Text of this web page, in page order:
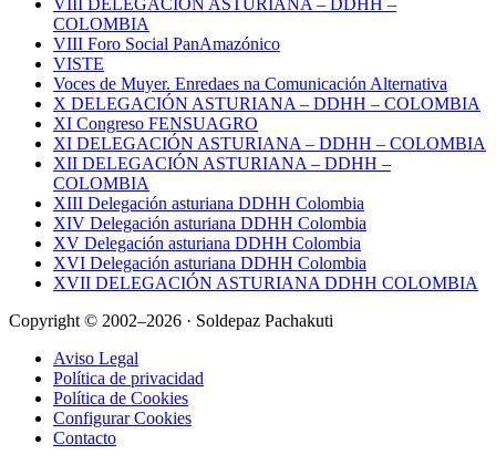
VIII DELEGACIÓN ASTURIANA – DDHH –
COLOMBIA
VIII Foro Social PanAmazónico
VISTE
Voces de Muyer. Enredaes na Comunicación Alternativa
X DELEGACIÓN ASTURIANA – DDHH – COLOMBIA
XI Congreso FENSUAGRO
XI DELEGACIÓN ASTURIANA – DDHH – COLOMBIA
XII DELEGACIÓN ASTURIANA – DDHH –
COLOMBIA
XIII Delegación asturiana DDHH Colombia
XIV Delegación asturiana DDHH Colombia
XV Delegación asturiana DDHH Colombia
XVI Delegación asturiana DDHH Colombia
XVII DELEGACIÓN ASTURIANA DDHH COLOMBIA
Copyright © 2002–2026 · Soldepaz Pachakuti
Aviso Legal
Política de privacidad
Política de Cookies
Configurar Cookies
Contacto